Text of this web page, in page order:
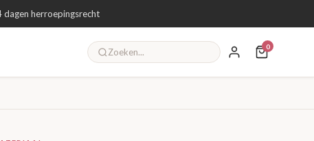
dagen herroepingsrecht
0